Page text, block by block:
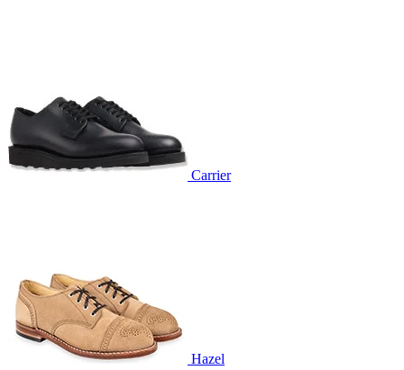
Carrier
Hazel